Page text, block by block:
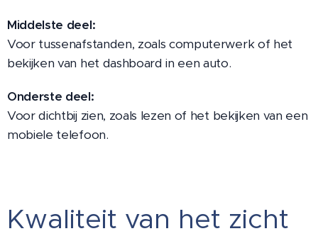
Middelste deel:
Voor tussenafstanden, zoals computerwerk of het
bekijken van het dashboard in een auto.
Onderste deel:
Voor dichtbij zien, zoals lezen of het bekijken van een
mobiele telefoon.
Kwaliteit van het zicht